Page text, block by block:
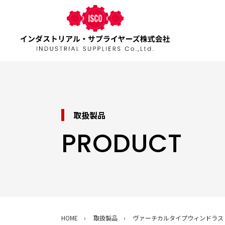
取扱製品
PRODUCT
HOME 取扱製品 ヴァーチカルタイプウィンドラス